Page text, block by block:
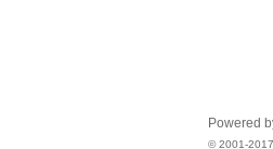
Powered
© 2001-2017